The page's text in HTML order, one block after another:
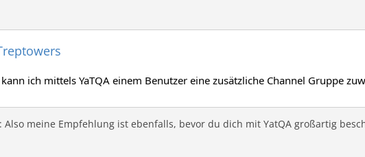
ich mittels YaTQA einem Benutzer eine zusätzliche Channel Gruppe
: Also meine Empfehlung ist ebenfalls, bevor du dich mit YatQA großartig